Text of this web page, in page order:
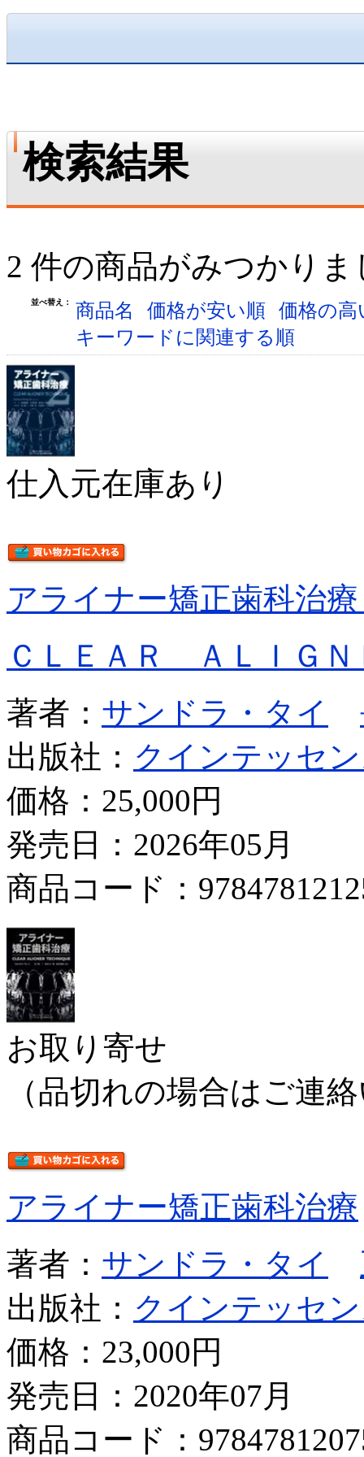
検索結果
2 件の商品がみつかりま
並べ替え： 商品名 価格が安い順 価格の
キーワードに関連する順
仕入元在庫あり
アライナー矯正歯科治
ＣＬＥＡＲ ＡＬＩＧ
著者： サンドラ・タイ
出版社： クインテッセ
価格： 25,000円
発売日：2026年05月
商品コード：
お取り寄せ
（品切れの場合はご連
アライナー矯正歯科治療
著者： サンドラ・タイ
出版社： クインテッセ
価格： 23,000円
発売日：2020年07月
商品コード：